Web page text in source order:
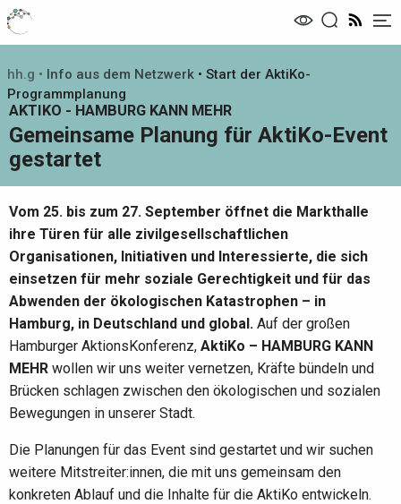
hh.g • Info aus dem Netzwerk • Start der AktiKo-
Programmplanung
AKTIKO - HAMBURG KANN MEHR
Gemeinsame Planung für AktiKo-Event
gestartet
Vom 25. bis zum 27. September öffnet die Markthalle
ihre Türen für alle zivilgesellschaftlichen
Organisationen, Initiativen und Interessierte, die sich
einsetzen für mehr soziale Gerechtigkeit und für das
Abwenden der ökologischen Katastrophen – in
Hamburg, in Deutschland und global. Auf der großen
Hamburger AktionsKonferenz, AktiKo – HAMBURG KANN
MEHR wollen wir uns weiter vernetzen, Kräfte bündeln und
Brücken schlagen zwischen den ökologischen und sozialen
Bewegungen in unserer Stadt.
Die Planungen für das Event sind gestartet und wir suchen
weitere Mitstreiter:innen, die mit uns gemeinsam den
konkreten Ablauf und die Inhalte für die AktiKo entwickeln.